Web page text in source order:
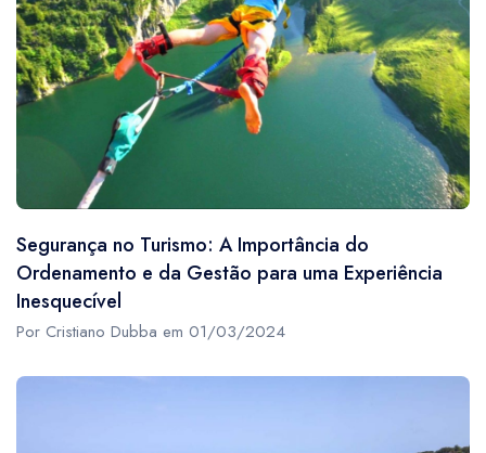
Segurança no Turismo: A Importância do
Ordenamento e da Gestão para uma Experiência
Inesquecível
Por Cristiano Dubba em 01/03/2024